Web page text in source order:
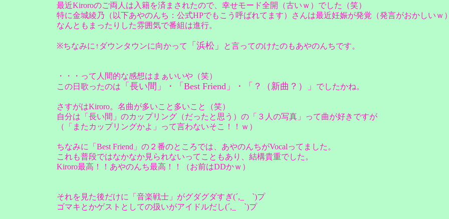
最近Kiroroのご両人は入籍を済まされたので、幸せモード全開（古いｗ）でした（笑）
特に金城綾乃（以下あやのんち：公式HPでもこう呼ばれてます）さんは最近妊娠が発覚（発言がおかしいｗ
なんともまったりした雰囲気で番組は進行。
※ちなみに↑ダウンタウンに向かって 「浜松」 と言ってのけたのもあやのんちです。
・・・って人間的な感想はまぁいいや（笑）
この日歌ったのは
「長い間」・「Best Friend」・「？（新曲？）」 でしたかね。
さすがはKiroro。名曲が多いこと多いこと（笑）
自分は「長い間」のカップリング（だったと思う）の「３人の写真」って曲が好きですが
（「またカップリングかよ」って言わないそこ！！ｗ）
ちなみに「Best Friend」の２番のところでは、あやのんちがVocalってました。
これも普段ではなかなか見られないってこともあり、結構貴重でした。
Kiroro最高！！あやのんち最高！！（お前はDDかｗ）
それを見た後だけに「音楽戦士」がグダグダすぎ(´,_ゝ`)プ
ゴマキとかゲストとしての扱いがアイドルだし(´,_ゝ`)プ